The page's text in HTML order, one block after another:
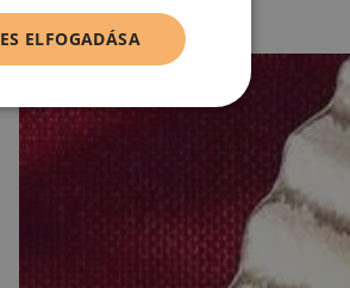
ELFOGADÁSA